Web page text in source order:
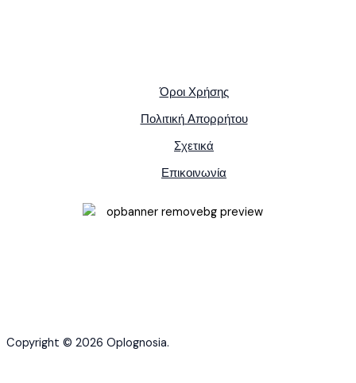
Όροι Χρήσης
Πολιτική Απορρήτου
Σχετικά
Επικοινωνία
Copyright © 2026 Oplognosia.